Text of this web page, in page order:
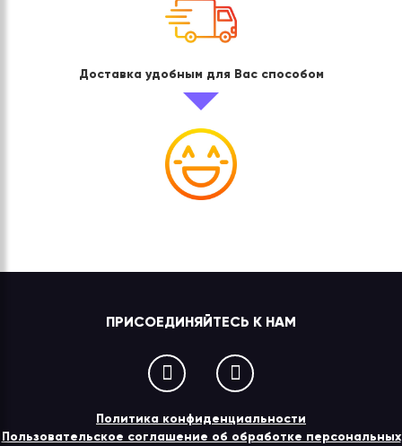
Доставка удобным для Вас способом
ПРИСОЕДИНЯЙТЕСЬ К НАМ
Политика конфиденциальности
Пользовательское соглашение об обработке персональных